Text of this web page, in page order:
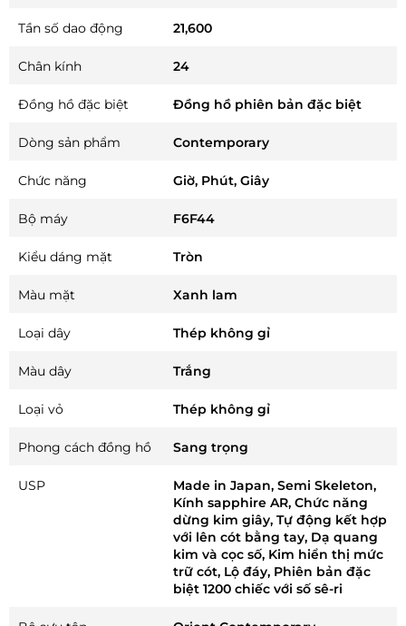
Tần số dao động 21,600
Chân kính 24
Đồng hồ đặc biệt Đồng hồ phiên bản đặc biệt
Dòng sản phẩm Contemporary
Chức năng Giờ, Phút, Giây
Bộ máy F6F44
Kiểu dáng mặt Tròn
Màu mặt Xanh lam
Loại dây Thép không gỉ
Màu dây Trắng
Loại vỏ Thép không gỉ
Phong cách đồng hồ Sang trọng
USP
Made in Japan, Semi Skeleton,
Kính sapphire AR, Chức năng
dừng kim giây, Tự động kết hợp
với lên cót bằng tay, Dạ quang
kim và cọc số, Kim hiển thị mức
trữ cót, Lộ đáy, Phiên bản đặc
biệt 1200 chiếc với số sê-ri